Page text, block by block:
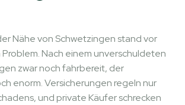
Nähe von Schwetzingen stand vor
Nach einem unverschuldeten
zwar noch fahrbereit, der
enorm. Versicherungen regeln nur
und private Käufer schrecken